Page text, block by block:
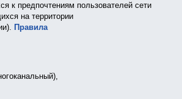
к предпочтениям пользователей сети
на территории
Правила